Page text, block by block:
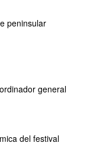
peninsular
general
del festival